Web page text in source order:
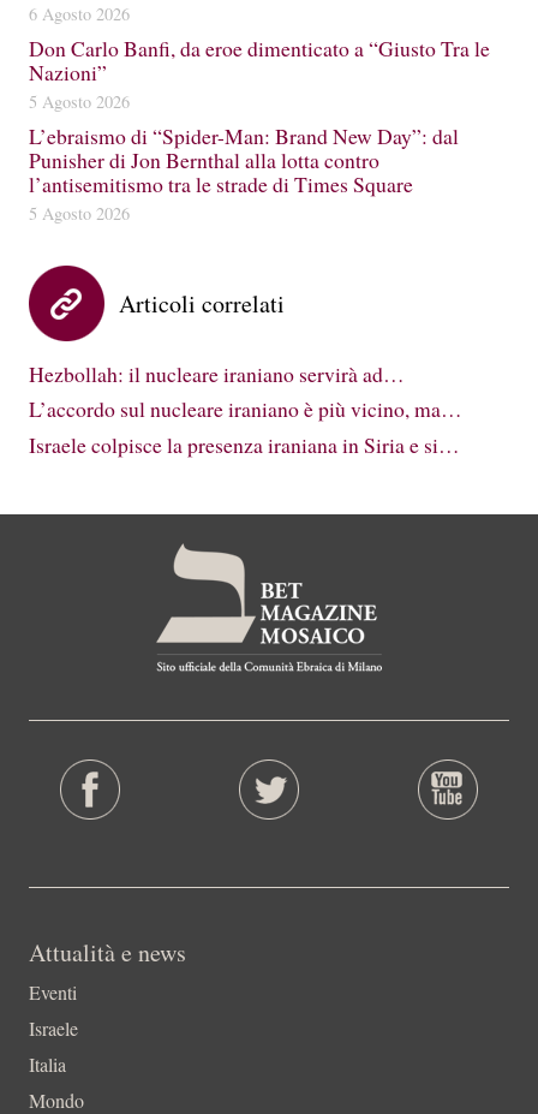
6 Agosto 2026
Don Carlo Banfi, da eroe dimenticato a “Giusto Tra le
Nazioni”
5 Agosto 2026
L’ebraismo di “Spider-Man: Brand New Day”: dal
Punisher di Jon Bernthal alla lotta contro
l’antisemitismo tra le strade di Times Square
5 Agosto 2026
Articoli correlati
Hezbollah: il nucleare iraniano servirà ad…
L’accordo sul nucleare iraniano è più vicino, ma…
Israele colpisce la presenza iraniana in Siria e si…
Attualità e news
Eventi
Israele
Italia
Mondo